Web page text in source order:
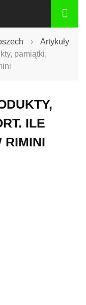
›
Artykuły
pamiątki,
ILE
RIMINI